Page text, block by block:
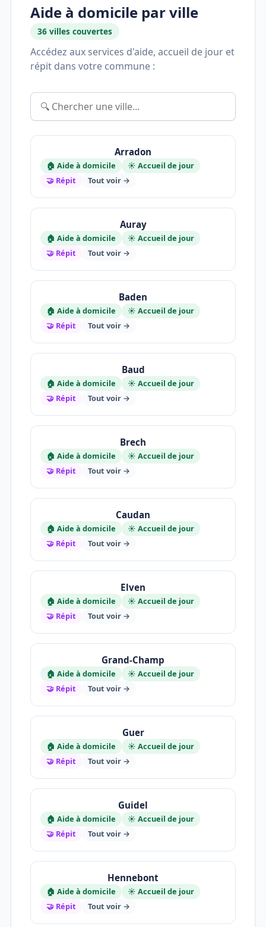
Aide à domicile par ville
36 villes couvertes
Accédez aux services d'aide, accueil de jour et
répit dans votre commune :
Arradon
🏠 Aide à domicile
☀️ Accueil de jour
🤝 Répit
Tout voir →
Auray
🏠 Aide à domicile
☀️ Accueil de jour
🤝 Répit
Tout voir →
Baden
🏠 Aide à domicile
☀️ Accueil de jour
🤝 Répit
Tout voir →
Baud
🏠 Aide à domicile
☀️ Accueil de jour
🤝 Répit
Tout voir →
Brech
🏠 Aide à domicile
☀️ Accueil de jour
🤝 Répit
Tout voir →
Caudan
🏠 Aide à domicile
☀️ Accueil de jour
🤝 Répit
Tout voir →
Elven
🏠 Aide à domicile
☀️ Accueil de jour
🤝 Répit
Tout voir →
Grand-Champ
🏠 Aide à domicile
☀️ Accueil de jour
🤝 Répit
Tout voir →
Guer
🏠 Aide à domicile
☀️ Accueil de jour
🤝 Répit
Tout voir →
Guidel
🏠 Aide à domicile
☀️ Accueil de jour
🤝 Répit
Tout voir →
Hennebont
🏠 Aide à domicile
☀️ Accueil de jour
🤝 Répit
Tout voir →